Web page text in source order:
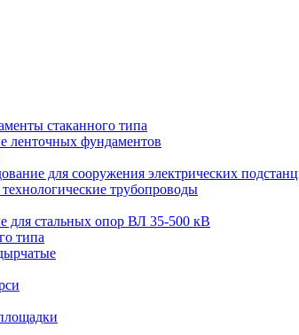
стаканного типа
ленточных фундаментов
для сооружения электрических
трубопроводы
для стальных опор ВЛ 35-500 кВ
типа